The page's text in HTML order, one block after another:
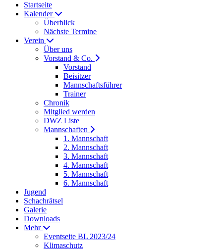
Startseite
Kalender
Überblick
Nächste Termine
Verein
Über uns
Vorstand & Co.
Vorstand
Beisitzer
Mannschaftsführer
Trainer
Chronik
Mitglied werden
DWZ Liste
Mannschaften
1. Mannschaft
2. Mannschaft
3. Mannschaft
4. Mannschaft
5. Mannschaft
6. Mannschaft
Jugend
Schachrätsel
Galerie
Downloads
Mehr
Eventseite BL 2023/24
Klimaschutz